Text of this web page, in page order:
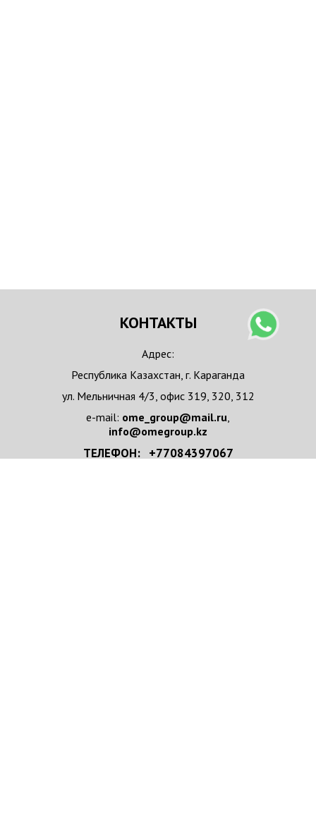
КОНТАКТЫ
Адрес:
Республика Казахстан, г. Караганда
ул. Мельничная 4/3, офис 319, 320, 312
e-mail: ome_group@mail.ru,
info@omegroup.kz
ТЕЛЕФОН: +77084397067